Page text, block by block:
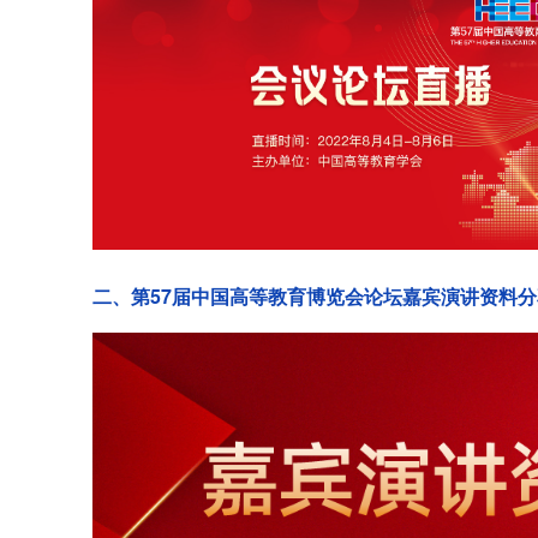
二、第57届中国高等教育博览会论坛嘉宾演讲资料